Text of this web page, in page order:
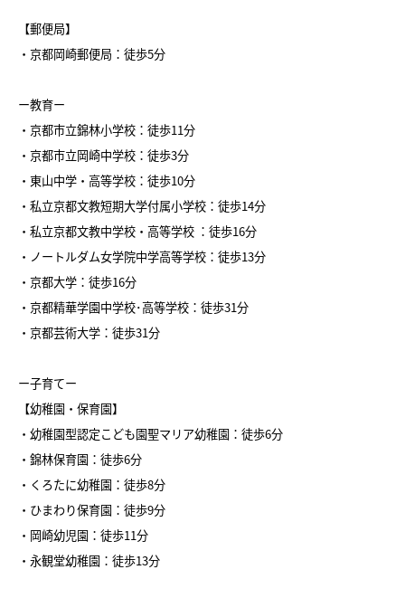
【郵便局】
・京都岡崎郵便局：徒歩5分
ー教育ー
・京都市立錦林小学校：徒歩11分
・京都市立岡崎中学校：徒歩3分
・東山中学・高等学校：徒歩10分
・私立京都文教短期大学付属小学校：徒歩14分
・私立京都文教中学校・高等学校 ：徒歩16分
・ノートルダム女学院中学高等学校：徒歩13分
・京都大学：徒歩16分
・京都精華学園中学校･高等学校：徒歩31分
・京都芸術大学：徒歩31分
ー子育てー
【幼稚園・保育園】
・幼稚園型認定こども園聖マリア幼稚園：徒歩6分
・錦林保育園：徒歩6分
・くろたに幼稚園：徒歩8分
・ひまわり保育園：徒歩9分
・岡崎幼児園：徒歩11分
・永観堂幼稚園：徒歩13分